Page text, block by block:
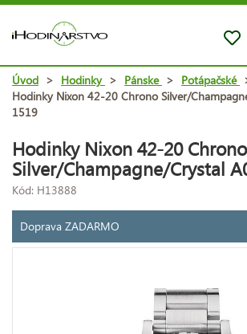
Úvod > Hodinky > Pánske > Potápačské
Hodinky Nixon 42-20 Chrono Silver/
1519
Hodinky Nixon 42-20 Chrono
Silver/Champagne/Crystal
Kód: H13888
Doprava ZADARMO